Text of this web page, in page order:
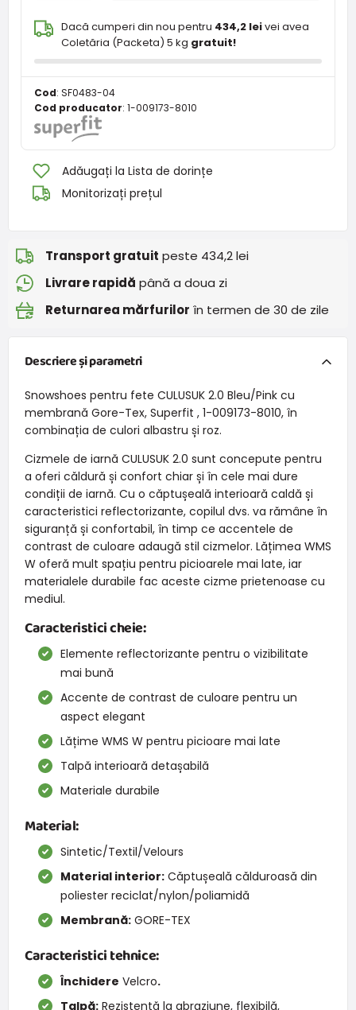
Dacă cumperi din nou pentru 434,2 leivei avea
Coletăria (Packeta) 5 kg gratuit!
Cod: SF0483-04
Cod producator: 1-009173-8010
Adăugați la Lista de dorințe
Monitorizați prețul
Transport gratuit peste 434,2 lei
Livrare rapidă până a doua zi
Returnarea mărfurilor în termen de 30 de zile
Descriere și parametri
Snowshoes pentru fete CULUSUK 2.0 Bleu/Pink cu
membrană Gore-Tex, Superfit , 1-009173-8010, în
combinația de culori albastru și roz.
Cizmele de iarnă CULUSUK 2.0 sunt concepute pentru
a oferi căldură și confort chiar și în cele mai dure
condiții de iarnă. Cu o căptușeală interioară caldă și
caracteristici reflectorizante, copilul dvs. va rămâne în
siguranță și confortabil, în timp ce accentele de
contrast de culoare adaugă stil cizmelor. Lățimea WMS
W oferă mult spațiu pentru picioarele mai late, iar
materialele durabile fac aceste cizme prietenoase cu
mediul.
Caracteristici cheie:
Elemente reflectorizante pentru o vizibilitate
mai bună
Accente de contrast de culoare pentru un
aspect elegant
Lățime WMS W pentru picioare mai late
Talpă interioară detașabilă
Materiale durabile
Material:
Sintetic/Textil/Velours
Material interior: Căptușeală călduroasă din
poliester reciclat/nylon/poliamidă
Membrană: GORE-TEX
Caracteristici tehnice:
Închidere Velcro.
Talpă: Rezistentă la abraziune, flexibilă,